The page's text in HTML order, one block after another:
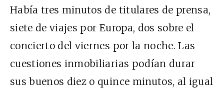
Había tres minutos de titulares de prensa,
siete de viajes por Europa, dos sobre el
concierto del viernes por la noche. Las
cuestiones inmobiliarias podían durar
sus buenos diez o quince minutos, al igual